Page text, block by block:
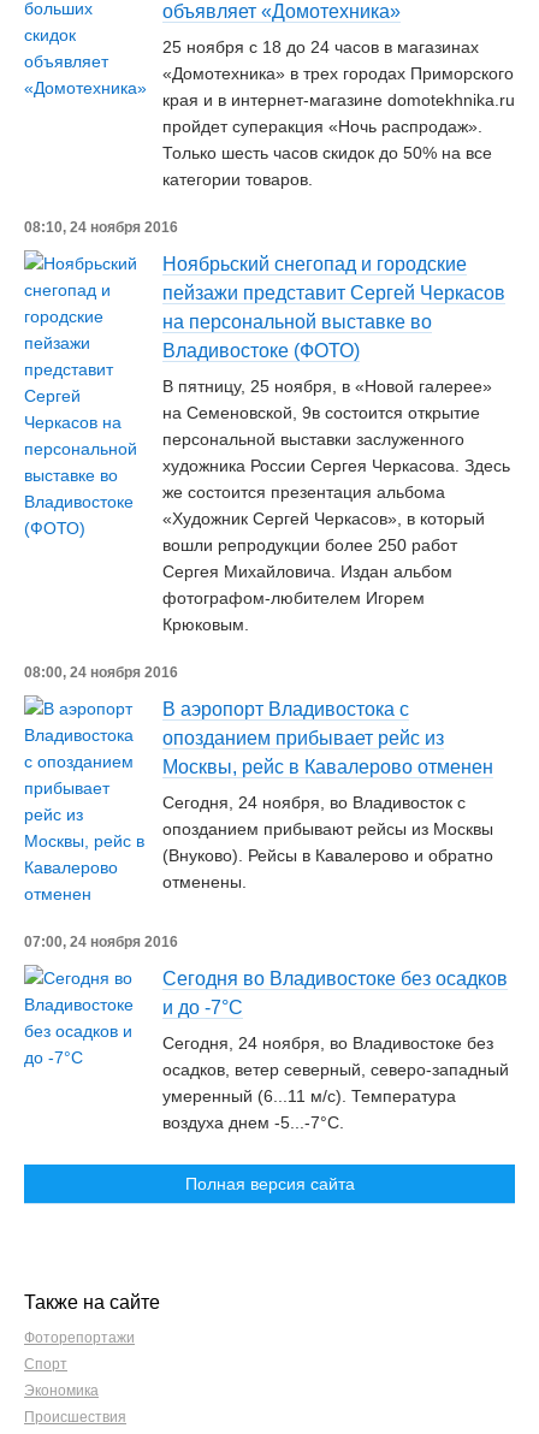
объявляет «Домотехника»
25 ноября с 18 до 24 часов в магазинах
«Домотехника» в трех городах Приморского
края и в интернет-магазине domotekhnika.ru
пройдет суперакция «Ночь распродаж».
Только шесть часов скидок до 50% на все
категории товаров.
08:10, 24 ноября 2016
Ноябрьский снегопад и городские
пейзажи представит Сергей Черкасов
на персональной выставке во
Владивостоке (ФОТО)
В пятницу, 25 ноября, в «Новой галерее»
на Семеновской, 9в состоится открытие
персональной выставки заслуженного
художника России Сергея Черкасова. Здесь
же состоится презентация альбома
«Художник Сергей Черкасов», в который
вошли репродукции более 250 работ
Сергея Михайловича. Издан альбом
фотографом-любителем Игорем
Крюковым.
08:00, 24 ноября 2016
В аэропорт Владивостока с
опозданием прибывает рейс из
Москвы, рейс в Кавалерово отменен
Сегодня, 24 ноября, во Владивосток с
опозданием прибывают рейсы из Москвы
(Внуково). Рейсы в Кавалерово и обратно
отменены.
07:00, 24 ноября 2016
Сегодня во Владивостоке без осадков
и до -7°С
Сегодня, 24 ноября, во Владивостоке без
осадков, ветер северный, северо-западный
умеренный (6...11 м/с). Температура
воздуха днем -5...-7°С.
Полная версия сайта
Также на сайте
Фоторепортажи
Спорт
Экономика
Происшествия